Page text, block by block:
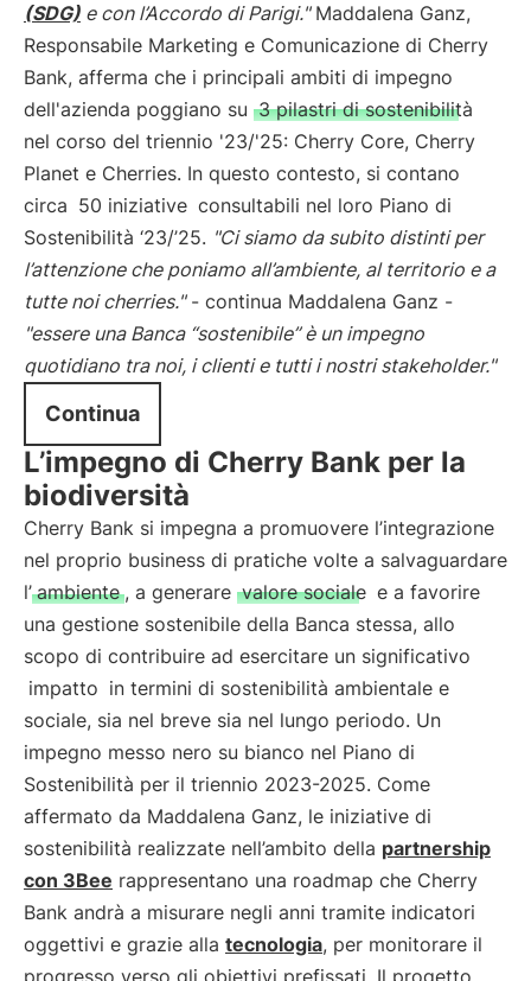
(SDG) e con l’Accordo di Parigi."Maddalena Ganz,
Responsabile Marketing e Comunicazione di Cherry
Bank, afferma che i principali ambiti di impegno
dell'azienda poggiano su 3 pilastri di sostenibilità
nel corso del triennio '23/'25: Cherry Core, Cherry
Planet e Cherries. In questo contesto, si contano
circa 50 iniziative consultabili nel loro Piano di
Sostenibilità ‘23/’25. "Ci siamo da subito distinti per
l’attenzione che poniamo all’ambiente, al territorio e a
tutte noi cherries."- continua Maddalena Ganz -
"essere una Banca “sostenibile” è un impegno
quotidiano tra noi, i clienti e tutti i nostri stakeholder."
Continua
L’impegno di Cherry Bank per la
biodiversità
Cherry Bank si impegna a promuovere l’integrazione
nel proprio business di pratiche volte a salvaguardare
l’ ambiente , a generare valore sociale e a favorire
una gestione sostenibile della Banca stessa, allo
scopo di contribuire ad esercitare un significativo
impatto in termini di sostenibilità ambientale e
sociale, sia nel breve sia nel lungo periodo. Un
impegno messo nero su bianco nel Piano di
Sostenibilità per il triennio 2023-2025. Come
affermato da Maddalena Ganz, le iniziative di
sostenibilità realizzate nell’ambito della partnership
con 3Bee rappresentano una roadmap che Cherry
Bank andrà a misurare negli anni tramite indicatori
oggettivi e grazie alla tecnologia, per monitorare il
progresso verso gli obiettivi prefissati. Il progetto